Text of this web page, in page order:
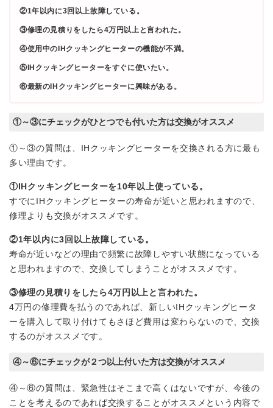
②1年以内に3回以上故障している。
③修理の見積りをしたら4万円以上と言われた。
④使用中のIHクッキングヒーターの機能が不満。
⑤IHクッキングヒーターをすぐに使いたい。
⑥最新のIHクッキングヒーターに興味がある。
①～③にチェックがひとつでも付いた方は交換がオススメ
①～③の質問は、IHクッキングヒーターを交換される方に最も
多い理由です。
①IHクッキングヒーターを10年以上使っている。
すでにIHクッキングヒーターの寿命が近いと思われますので、
修理よりも交換がオススメです。
②1年以内に3回以上故障している。
寿命が近いなどの理由で頻繁に故障しやすい状態になっている
と思われますので、交換してしまうことがオススメです。
③修理の見積りをしたら4万円以上と言われた。
4万円の修理費を払うのであれば、新しいIHクッキングヒータ
ーを購入して取り付けてもさほど費用は変わらないので、交換
するのがオススメです。
④～⑥にチェックが２つ以上付いた方は交換がオススメ
④～⑥の質問は、緊急性はそこまで高くはないですが、今後の
ことを考えるのであれば交換することがオススメという内容で